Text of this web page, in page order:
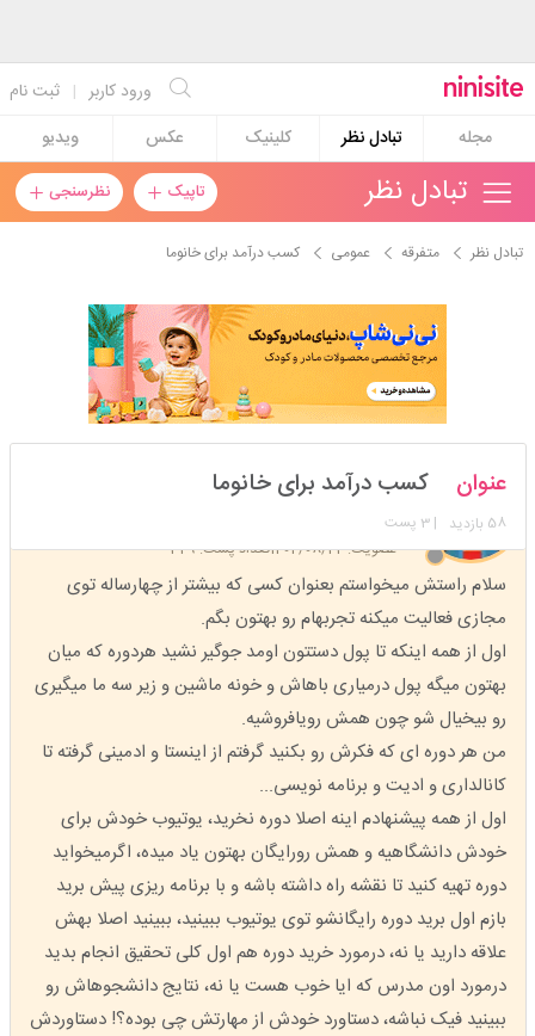
ثبت نام | ورود کاربر
مجله
تبادل نظر کلینیک عکس ویدیو
تاپیک نظرسنجی تبادل نظر
تبادل نظر متفرقه عمومی کسب درآمد برای خانوما
khanoomel
عضویت: 1404/08/22 تعداد پست: 329
عنوان کسب درآمد برای خانوما
58 بازدید | 3 پست
سلام راستش میخواستم بعنوان کسی که بیشتر از چهارساله توی
مجازی فعالیت میکنه تجربهام رو بهتون بگم.
اول از همه اینکه تا پول دستتون اومد جوگیر نشید هردوره که میان
بهتون میگه پول درمیاری باهاش و خونه ماشین و زیر سه ما میگیری
رو بیخیال شو چون همش رویافروشیه.
من هر دوره ای که فکرش رو بکنید گرفتم از اینستا و ادمینی گرفته تا
کانالداری و ادیت و برنامه نویسی...
اول از همه پیشنهادم اینه اصلا دوره نخرید، یوتیوب خودش برای
خودش دانشگاهیه و همش رورایگان بهتون یاد میده، اگر‌میخواید
دوره تهیه کنید تا نقشه راه داشته باشه و با برنامه ریزی پیش برید
بازم اول برید دوره رایگانشو توی یوتیوب ببینید، ببینید اصلا بهش
علاقه دارید یا نه، درمورد خرید دوره هم اول کلی تحقیق انجام بدید
درمورد اون مدرس که ایا خوب هست یا نه، نتایج دانشجوهاش رو
ببینید فیک نباشه، دستاورد خودش از مهارتش چی بوده؟! دستاوردش